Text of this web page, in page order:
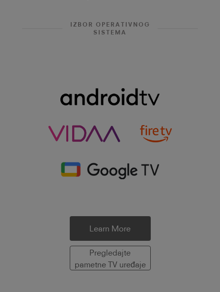
IZBOR OPERATIVNOG
SISTEMA
Learn More
Pregledajte
pametne TV uređaje